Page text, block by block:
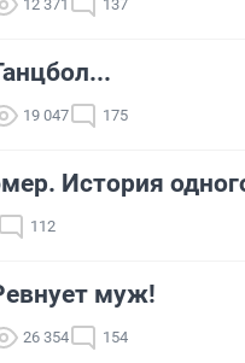
12 371 137
19 047 175
История
112
муж!
26 354 154